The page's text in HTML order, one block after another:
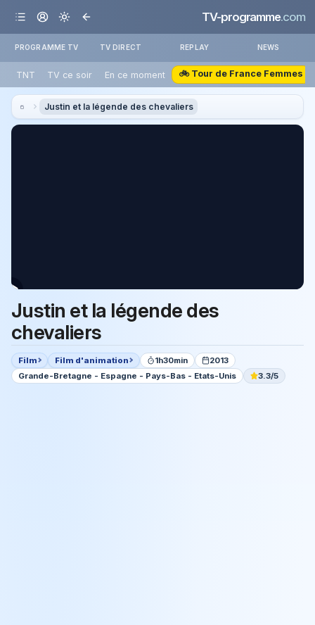
TV-programme.com
PROGRAMME TV TV DIRECT REPLAY NEWS
TNT TV ce soir En ce moment 🚲 Tour de France Femmes
Justin et la légende des chevaliers
Justin et la légende des
chevaliers
Film Film d'animation 1h30min
2013
Grande-Bretagne - Espagne - Pays-Bas - Etats-Unis
3.3/5